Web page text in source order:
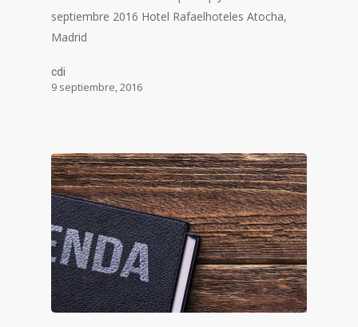
septiembre 2016 Hotel Rafaelhoteles Atocha,
Madrid
cdi
9 septiembre, 2016